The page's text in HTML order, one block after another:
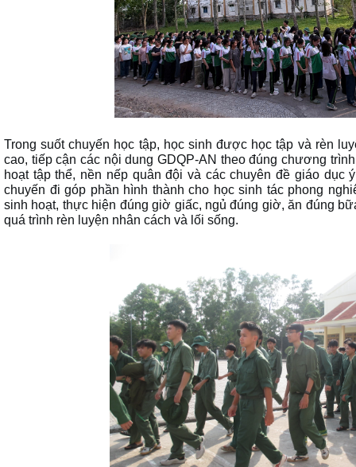
Trong suốt chuyến học tập, học sinh được học tập và rèn
cao, tiếp cận các nội dung GDQP-AN theo đúng chương
hoạt tập thể, nền nếp quân đội và các chuyên đề giáo dục
chuyến đi góp phần hình thành cho học sinh tác phong
sinh hoạt, thực hiện đúng giờ giấc, ngủ đúng giờ, ăn đúng
quá trình rèn luyện nhân cách và lối sống.